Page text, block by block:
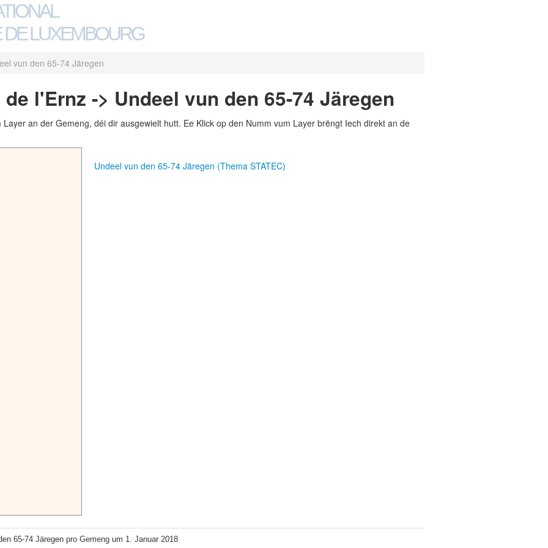
LUXEMBOURG
vun den 65-74 Järegen
l'Ernz -> Undeel vun den 65-74 Järegen
an der Gemeng, déi dir ausgewielt hutt. Ee Klick op den Numm vum Layer brëngt Iech direkt an de
Undeel vun den 65-74 Järegen (Thema STATEC)
65-74 Järegen pro Gemeng um 1. Januar 2018